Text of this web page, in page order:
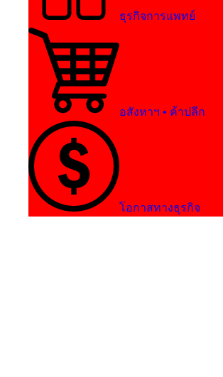
ธุรกิจการแพทย์
อสังหาฯ • ค้าปลีก
โอกาสทางธุรกิจ